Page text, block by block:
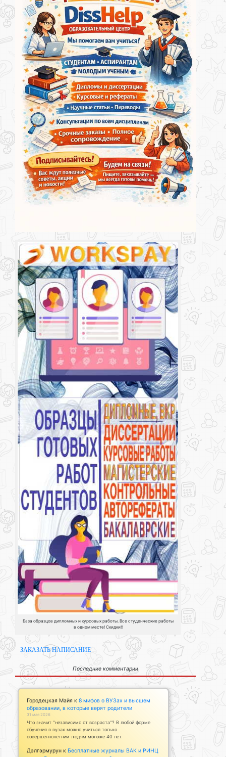
База образцов дипломных и курсовых работы. Все студенческие работы
в одном месте! Скидки!!
ЗАКАЗАТЬ НАПИСАНИЕ
Последние комментарии
Городецкая Майя к 8 мифов о ВУЗах и высшем
образовании, в которые верят родители
31 мая 2026
Что значит "независимо от возраста"? В любой форме
обучения в вузах можно учиться только
совершеннолетним людям моложе 40 лет.
Дэлгэрмурун к Бесплатные журналы ВАК и РИНЦ